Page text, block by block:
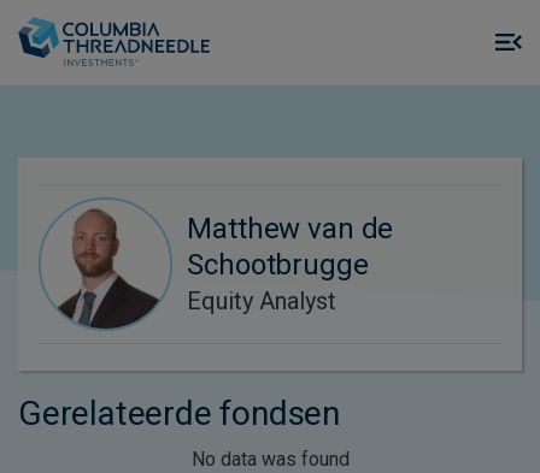
Matthew van de
Schootbrugge
Equity Analyst
Gerelateerde fondsen
No data was found